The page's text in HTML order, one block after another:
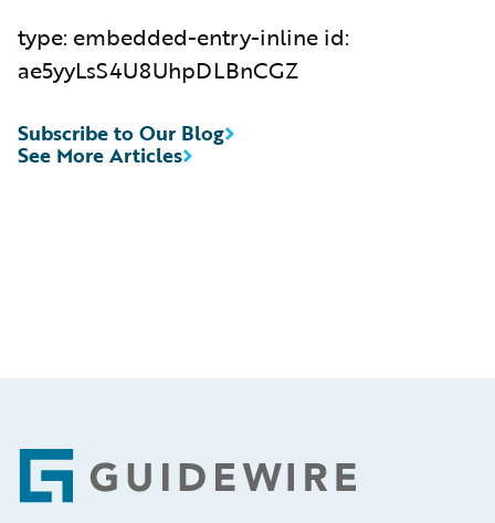
type: embedded-entry-inline id:
ae5yyLsS4U8UhpDLBnCGZ
See More Articles
Subscribe to Our Blog
Footer